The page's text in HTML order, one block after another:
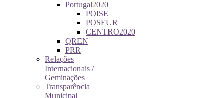
Portugal2020
POISE
POSEUR
CENTRO2020
QREN
PRR
Relações
Internacionais /
Geminações
Transparência
Municipal